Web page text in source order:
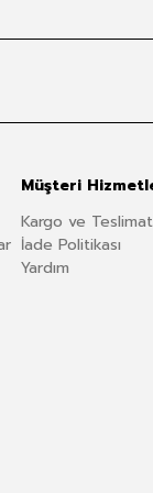
Müşteri
Kargo ve Teslimat
İade Politikası
Yardım